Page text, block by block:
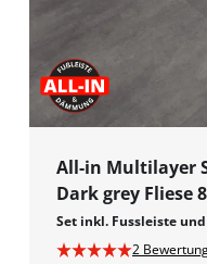
All-in Multilayer
Dark grey Fliese
Set inkl. Fussleiste
2